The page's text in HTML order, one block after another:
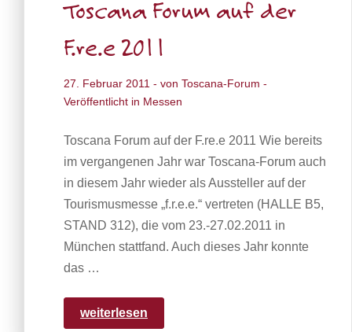
Toscana Forum auf der
F.re.e 2011
27. Februar 2011 - von Toscana-Forum -
Veröffentlicht in Messen
Toscana Forum auf der F.re.e 2011 Wie bereits
im vergangenen Jahr war Toscana-Forum auch
in diesem Jahr wieder als Aussteller auf der
Tourismusmesse „f.r.e.e.“ vertreten (HALLE B5,
STAND 312), die vom 23.-27.02.2011 in
München stattfand. Auch dieses Jahr konnte
das …
weiterlesen